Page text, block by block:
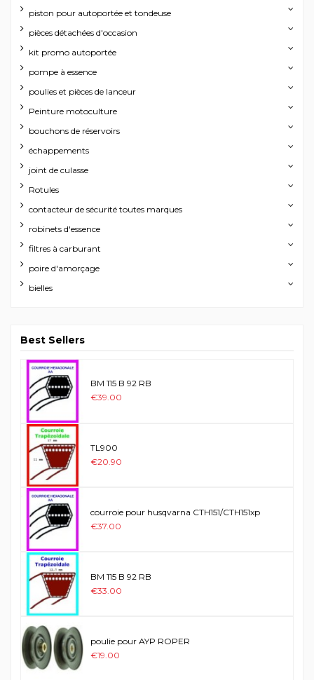
piston pour autoportée et tondeuse
pièces détachées d'occasion
kit promo autoportée
pompe à essence
poulies et pièces de lanceur
Peinture motoculture
bouchons de réservoirs
échappements
joint de culasse
Rotules
contacteur de sécurité toutes marques
robinets d'essence
filtres à carburant
poire d'amorçage
bielles
Best Sellers
BM 115 B 92 RB
€39.00
TL900
€20.90
courroie pour husqvarna CTH151/CTH151xp
€37.00
BM 115 B 92 RB
€33.00
poulie pour AYP ROPER
€19.00